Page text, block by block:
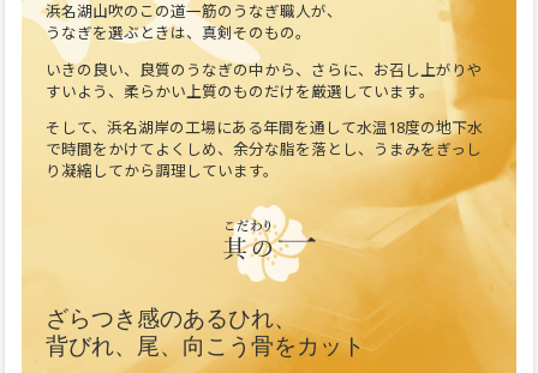
浜名湖山吹のこの道一筋のうなぎ職人が、
うなぎを選ぶときは、真剣そのもの。
いきの良い、良質のうなぎの中から、さらに、お召し上がりや
すいよう、柔らかい上質のものだけを厳選しています。
そして、浜名湖岸の工場にある年間を通して水温18度の地下水
で時間をかけてよくしめ、余分な脂を落とし、うまみをぎっし
り凝縮してから調理しています。
ざらつき感のあるひれ、
背びれ、尾、向こう骨をカット